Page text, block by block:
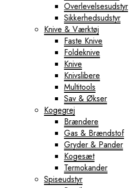
Overlevelsesudstyr
Sikkerhedsudstyr
Knive & Værktøj
Faste Knive
Foldeknive
Knive
Knivslibere
Multitools
Sav & Økser
Kogegrej
Brændere
Gas & Brændstof
Gryder & Pander
Kogesæt
Termokander
Spiseudstyr